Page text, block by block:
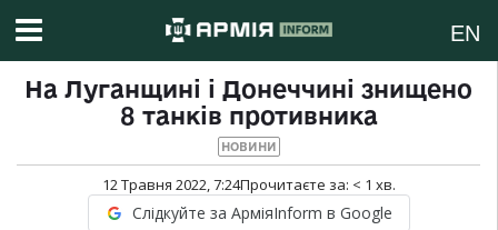
EN
На Луганщині і Донеччині знищено
8 танків противника
НОВИНИ
12 Травня 2022, 7:24Прочитаєте за: < 1 хв.
Слідкуйте за АрміяInform в Google